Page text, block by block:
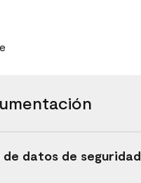
de datos de seguridad